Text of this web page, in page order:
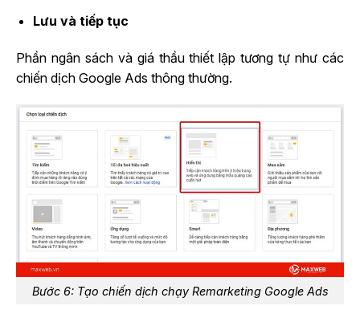
Lưu và tiếp tục
Phần ngân sách và giá thầu thiết lập tương tự như các
chiến dịch Google Ads thông thường.
Bước 6: Tạo chiến dịch chạy Remarketing Google Ads​